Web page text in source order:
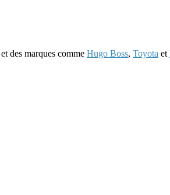
des marques comme Hugo Boss, Toyota et